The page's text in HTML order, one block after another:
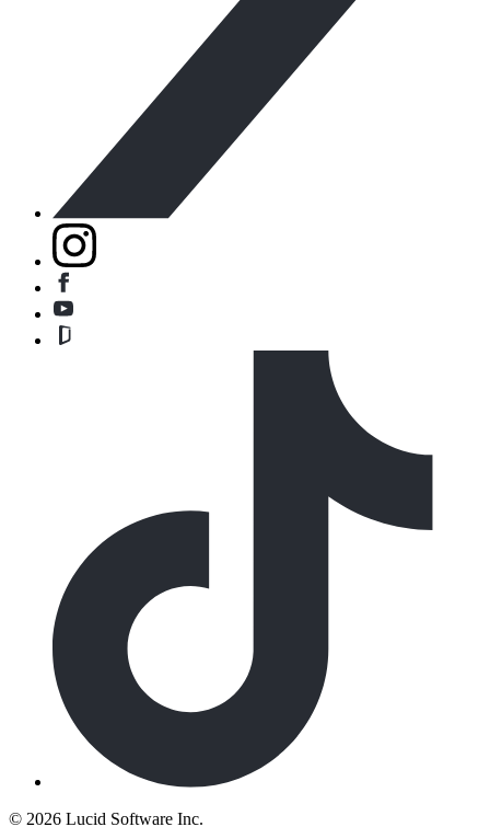
© 2026 Lucid Software Inc.